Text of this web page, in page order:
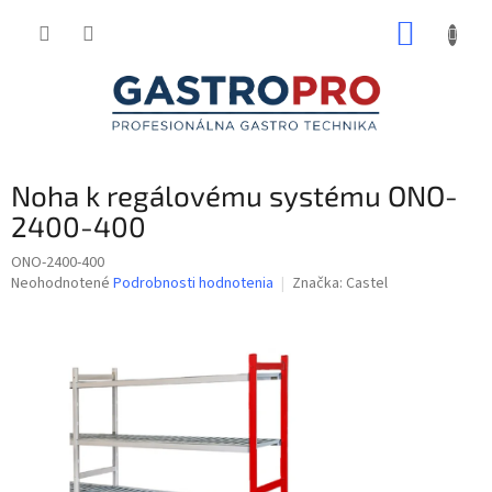
Noha k regálovému systému ONO-
2400-400
ONO-2400-400
Priemerné
hviezdičiek.
Neohodnotené Podrobnosti hodnotenia Značka: Castel